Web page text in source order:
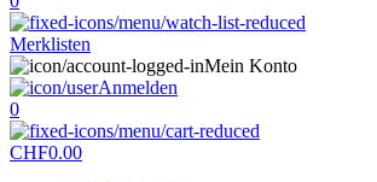
Merklisten
Mein Konto
Anmelden
0
CHF0.00